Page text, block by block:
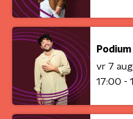
Podium
vr 7
17:00 -